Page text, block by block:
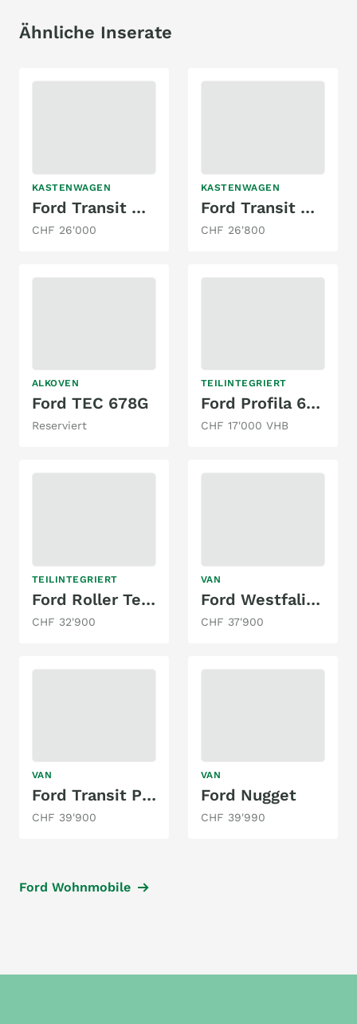
Ähnliche Inserate
KASTENWAGEN
Ford Transit Custom Sport
CHF 26'000
KASTENWAGEN
Ford Transit Custom Transit
CHF 26'800
ALKOVEN
Ford TEC 678G
Reserviert
TEILINTEGRIERT
Ford Profila 622, Fort Transit
CHF 17'000 VHB
TEILINTEGRIERT
Ford Roller Team Autoroller
CHF 32'900
VAN
Ford Westfalia Nugget Aufstelldach
CHF 37'900
VAN
Ford Transit Panama P10
CHF 39'900
VAN
Ford Nugget
CHF 39'990
Ford Wohnmobile